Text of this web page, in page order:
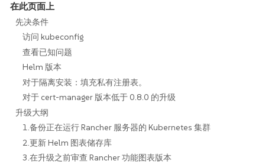
在此页面上
先决条件
访问 kubeconfig
查看已知问题
Helm 版本
对于隔离安装：填充私有注册表。
对于 cert-manager 版本低于 0.8.0 的升级
升级大纲
1.备份正在运行 Rancher 服务器的 Kubernetes 集群
2.更新 Helm 图表储存库
3.在升级之前审查 Rancher 功能图表版本